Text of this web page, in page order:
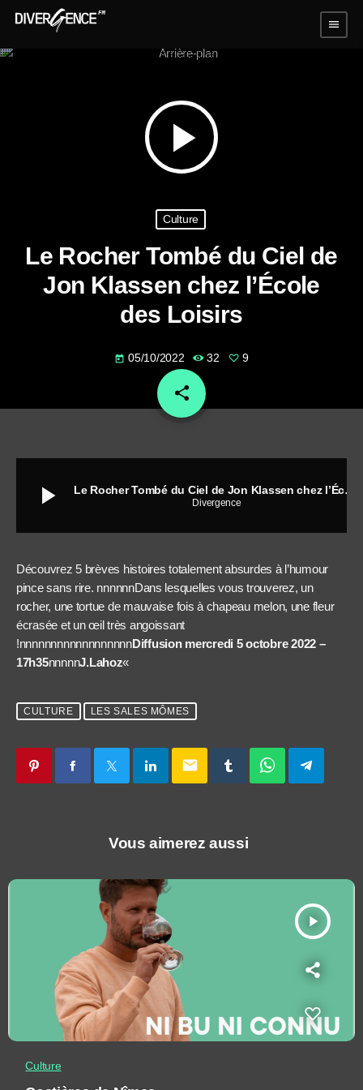
menu
play_arrow
Culture
Le Rocher Tombé du Ciel de
Jon Klassen chez l’École
des Loisirs
today 05/10/2022 32 9
share
email
play_arrow Le Rocher Tombé du Ciel de Jon Klassen chez l’École des Loisirs
Divergence
Découvrez 5 brèves histoires totalement absurdes à l’humour
pince sans rire. nnnnnnDans lesquelles vous trouverez, un
rocher, une tortue de mauvaise fois à chapeau melon, une fleur
écrasée et un œil très angoissant
!nnnnnnnnnnnnnnnnnnDiffusion mercredi 5 octobre 2022 –
17h35nnnnnJ.Lahoz«
CULTURE LES SALES MÔMES
email
Vous aimerez aussi
play_arrow
Culture